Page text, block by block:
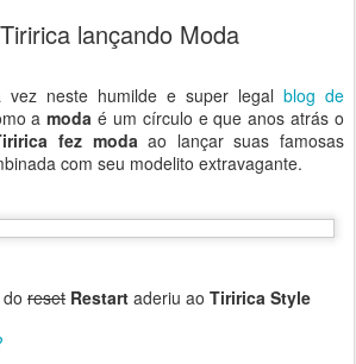
Tiririca lançando Moda
vez neste humilde e super legal blog de
amodaé um círculo e que anos atrás o
fez modaao lançar suas famosas
com seu modelito extravagante.
reset Restart aderiu ao Tiririca Style